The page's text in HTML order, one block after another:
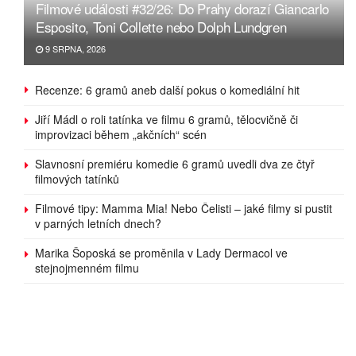
Filmové události #32/26: Do Prahy dorazí Giancarlo
Esposito, Toni Collette nebo Dolph Lundgren
9 SRPNA, 2026
Recenze: 6 gramů aneb další pokus o komediální hit
Jiří Mádl o roli tatínka ve filmu 6 gramů, tělocvičně či
improvizaci během „akčních“ scén
Slavnosní premiéru komedie 6 gramů uvedli dva ze čtyř
filmových tatínků
Filmové tipy: Mamma Mia! Nebo Čelisti – jaké filmy si pustit
v parných letních dnech?
Marika Šoposká se proměnila v Lady Dermacol ve
stejnojmenném filmu